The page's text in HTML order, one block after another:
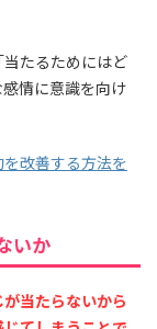
たるためにはど
情に意識を向け
を改善する方法を
いか
当たらないから